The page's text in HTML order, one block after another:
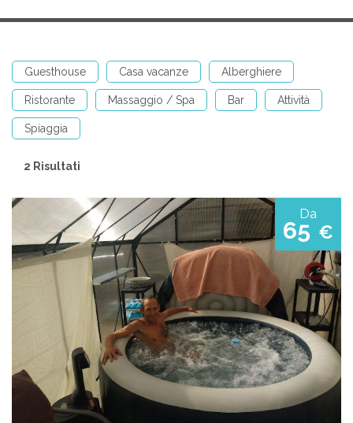
Guesthouse Casa vacanze Alberghiere
Ristorante Massaggio / Spa Bar Attività
Spiaggia
2 Risultati
Da
65 €